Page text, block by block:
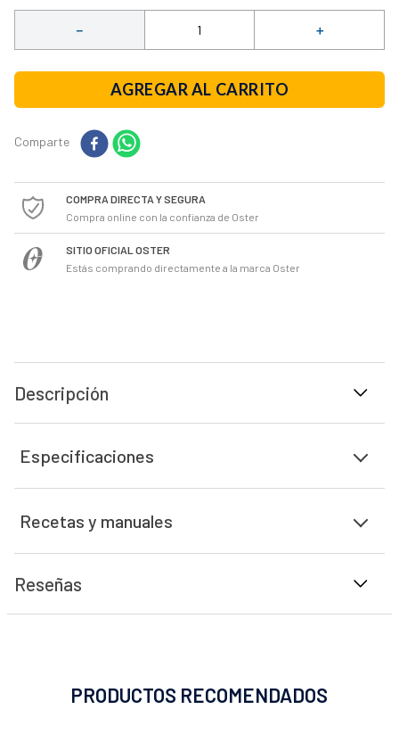
＋
－
AGREGAR AL CARRITO
Comparte
COMPRA DIRECTA Y SEGURA
Compra online con la confianza de Oster
SITIO OFICIAL OSTER
Estás comprando directamente a la marca Oster
Descripción
Especificaciones
Recetas y manuales
Reseñas
PRODUCTOS RECOMENDADOS